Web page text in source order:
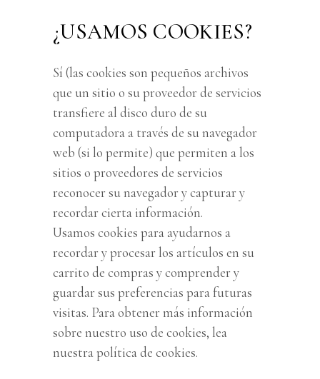
¿USAMOS COOKIES?
Sí (las cookies son pequeños archivos
que un sitio o su proveedor de servicios
transfiere al disco duro de su
computadora a través de su navegador
web (si lo permite) que permiten a los
sitios o proveedores de servicios
reconocer su navegador y capturar y
recordar cierta información.
Usamos cookies para ayudarnos a
recordar y procesar los artículos en su
carrito de compras y comprender y
guardar sus preferencias para futuras
visitas. Para obtener más información
sobre nuestro uso de cookies, lea
nuestra política de cookies.